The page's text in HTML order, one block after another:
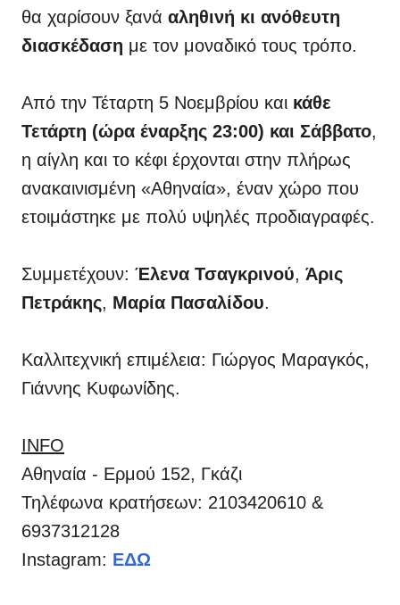
θα χαρίσουν ξανά αληθινή κι ανόθευτη
διασκέδαση με τον μοναδικό τους τρόπο.
Από την Τέταρτη 5 Νοεμβρίου και κάθε
Τετάρτη (ώρα έναρξης 23:00) και Σάββατο,
η αίγλη και το κέφι έρχονται στην πλήρως
ανακαινισμένη «Αθηναία», έναν χώρο που
ετοιμάστηκε με πολύ υψηλές προδιαγραφές.
Συμμετέχουν: Έλενα Τσαγκρινού, Άρις
Πετράκης, Μαρία Πασαλίδου.
Καλλιτεχνική επιμέλεια: Γιώργος Μαραγκός,
Γιάννης Κυφωνίδης.
INFO
Αθηναία - Ερμού 152, Γκάζι
Τηλέφωνα κρατήσεων: 2103420610 &
6937312128
Instagram: ΕΔΩ